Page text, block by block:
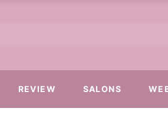
REVIEW SALONS